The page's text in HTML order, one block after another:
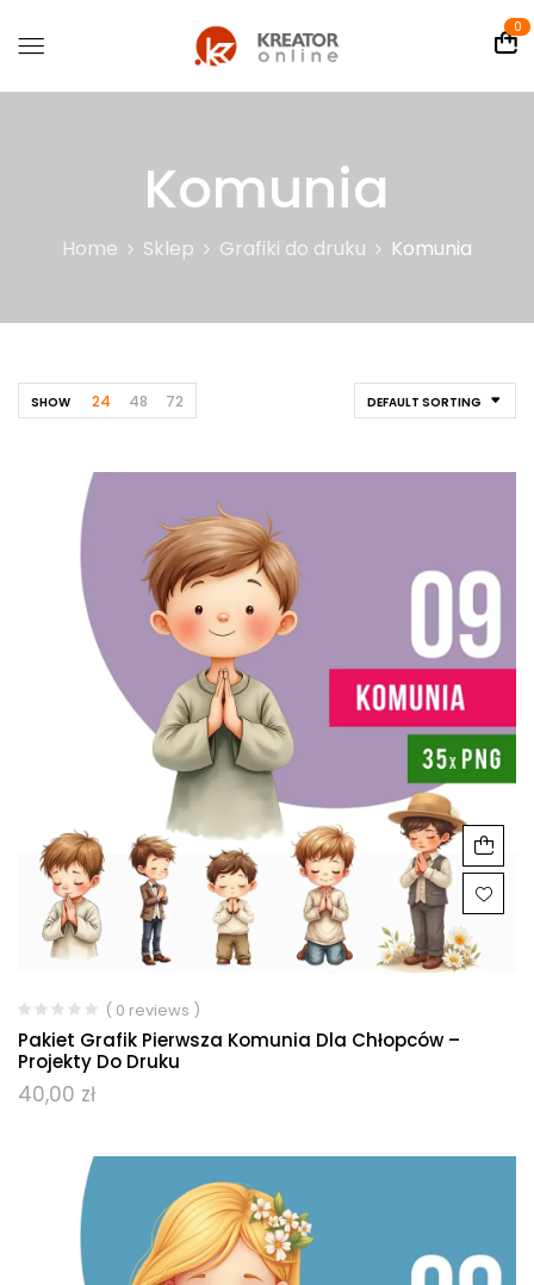
0
Komunia
Home Sklep Grafiki do druku Komunia
DEFAULT SORTING
SHOW 24 48 72
( 0 reviews )
Pakiet Grafik Pierwsza Komunia Dla Chłopców –
Projekty Do Druku
40,00 zł